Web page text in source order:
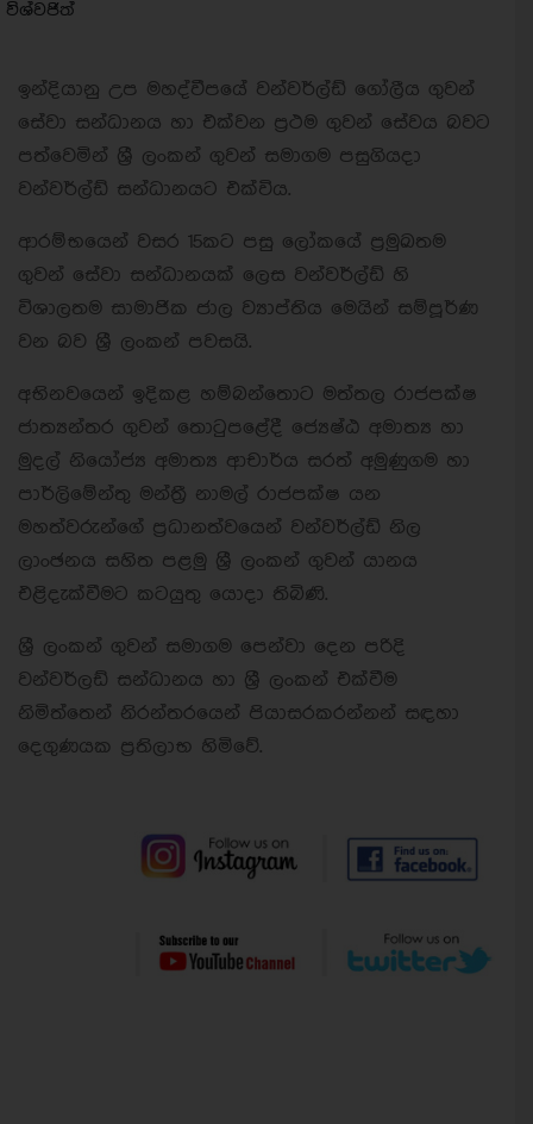
විශ්වජිත්
ඉන්දියානු උප මහද්වීපයේ වන්වර්ල්ඩ් ගෝලීය ගුවන්
සේවා සන්ධානය හා එක්වන ප්‍රථම ගුවන් සේවය බවට
පත්වෙමින් ශ්‍රී ලංකන් ගුවන් සමාගම පසුගියදා
වන්වර්ල්ඩ් සන්ධානයට එක්විය.
ආරම්භයෙන් වසර 15කට පසු ලෝකයේ ප්‍රමුඛතම
ගුවන් සේවා සන්ධානයක් ලෙස වන්වර්ල්ඩ් හි
විශාලතම සාමාජික ජාල ව්‍යාප්තිය මෙයින් සම්පූර්ණ
වන බව ශ්‍රී ලංකන් පවසයි.
අභිනවයෙන් ඉදිකළ හම්බන්තොට මත්තල රාජපක්ෂ
ජාත්‍යන්තර ගුවන් තොටුපළේදී ජ්‍යෙෂ්ඨ අමාත්‍ය හා
මුදල් නියෝජ්‍ය අමාත්‍ය ආචාර්ය සරත් අමුණුගම හා
පාර්ලිමේන්තු මන්ත්‍රී නාමල් රාජපක්ෂ යන
මහත්වරුන්ගේ ප්‍රධානත්වයෙන් වන්වර්ල්ඩ් නිල
ලාංඡනය සහිත පළමු ශ්‍රී ලංකන් ගුවන් යානය
එළිදැක්වීමට කටයුතු යොදා තිබිණි.
ශ්‍රී ලංකන් ගුවන් සමාගම පෙන්වා දෙන පරිදි
වන්වර්ලඩ් සන්ධානය හා ශ්‍රී ලංකන් එක්වීම
නිමිත්තෙන් නිරන්තරයෙන් පියාසරකරන්නන් සඳහා
දෙගුණයක ප්‍රතිලාභ හිමිවේ.